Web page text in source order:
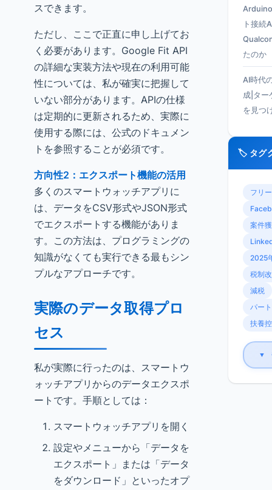
スできます。
ただし、ここで正直に申し上げてお
く必要があります。Google Fit API
の詳細な実装方法や現在の利用可能
性については、私が確実に把握して
いない部分があります。APIの仕様
は定期的に更新されるため、実際に
使用する際には、公式のドキュメン
トを参照することが必須です。
方向性2：エクスポート機能の活用
多くのスマートウォッチアプリに
は、データをCSV形式やJSON形式
でエクスポートする機能がありま
す。この方法は、プログラミングの
知識がなくても実行できる最もシン
プルなアプローチです。
実際のデータ取得プロ
セス
私が実際に行ったのは、スマートウ
ォッチアプリからのデータエクスポ
ートです。手順としては：
スマートウォッチアプリを開く
設定やメニューから「データを
エクスポート」または「データ
をダウンロード」といったオプ
ト接続
たのか
AI時代
成|ター
を見つ
🏷️ タグ
フリ
案件
2025
税制
減税
パート
扶養
▼